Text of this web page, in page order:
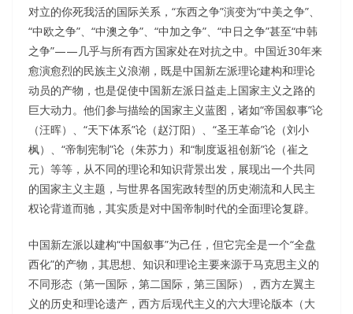
对立的你死我活的国际关系，“东西之争”演变为“中美之争”、
“中欧之争”、“中澳之争”、“中加之争”、“中日之争”甚至“中韩
之争”——几乎与所有西方国家处在对抗之中。中国近30年来
愈演愈烈的民族主义浪潮，既是中国新左派理论建构和理论
动员的产物，也是促使中国新左派日益走上国家主义之路的
巨大动力。他们参与描绘的国家主义蓝图，诸如“帝国叙事”论
（汪晖）、“天下体系”论（赵汀阳）、“圣王革命”论（刘小
枫）、“帝制宪制”论（朱苏力）和“制度返祖创新”论（崔之
元）等等，从不同的理论和知识背景出发，展现出一个共同
的国家主义主题，与世界各国宪政转型的历史潮流和人民主
权论背道而驰，其实质是对中国帝制时代的全面理论复辟。
中国新左派以建构“中国叙事”为己任，但它完全是一个“全盘
西化”的产物，其思想、知识和理论主要来源于马克思主义的
不同形态（第一国际，第二国际，第三国际），西方左翼主
义的历史和理论遗产，西方后现代主义的六大理论版本（大